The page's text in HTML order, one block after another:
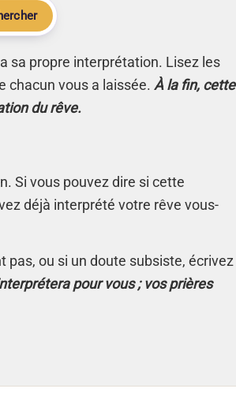
sa propre interprétation. Lisez les
chacun vous a laissée. À la fin, cette
du rêve.
Si vous pouvez dire si cette
déjà interprété votre rêve vous-
pas, ou si un doute subsiste, écrivez
pour vous ; vos prières